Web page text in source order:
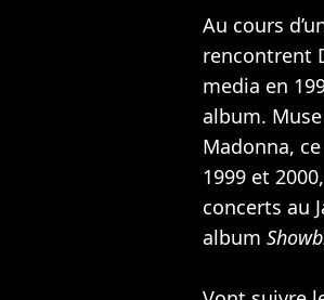
Au cours
rencontrent
media en
album.
Madonna,
1999 et
concerts au
album